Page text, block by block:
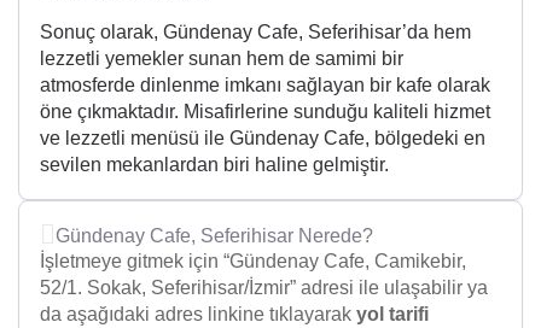
Sonuç olarak, Gündenay Cafe, Seferihisar’da hem
lezzetli yemekler sunan hem de samimi bir
atmosferde dinlenme imkanı sağlayan bir kafe olarak
öne çıkmaktadır. Misafirlerine sunduğu kaliteli hizmet
ve lezzetli menüsü ile Gündenay Cafe, bölgedeki en
sevilen mekanlardan biri haline gelmiştir.
Gündenay Cafe, Seferihisar Nerede?
İşletmeye gitmek için “Gündenay Cafe, Camikebir,
52/1. Sokak, Seferihisar/İzmir” adresi ile ulaşabilir ya
da aşağıdaki adres linkine tıklayarak yol tarifi